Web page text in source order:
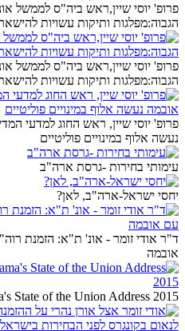
פרופ' יוסי שיין,ראש ביה"ס לממשל
הגבוה:מפלגות ותיקות עשויות
פרופ' יוסי שיין,ראש ביה"ס לממשל
הגבוה:מפלגות ותיקות עשויות
פרופ' יוסי שיין, ראש החוג למדעי
נעשה אלוף במינויים פוליטיים
עימותי בחירות -גרסת ארה"ב
יחסי ישראל-ארה"ב, לאן?
ד"ר אודי זומר - אונ' ת"א: הזמנת
אובמה
State of the Union Address 2015